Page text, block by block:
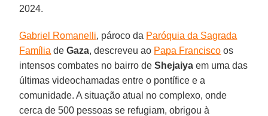
2024.
Gabriel Romanelli, pároco da Paróquia da Sagrada
Família deGaza, descreveu ao Papa Francisco os
intensos combates no bairro deShejaiya em uma das
últimas videochamadas entre o pontífice e a
comunidade. A situação atual no complexo, onde
cerca de 500 pessoas se refugiam, obrigou à